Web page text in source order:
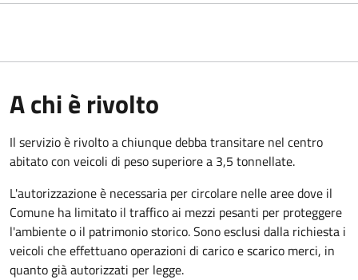
A chi è rivolto
Il servizio è rivolto a chiunque debba transitare nel centro
abitato con veicoli di peso superiore a 3,5 tonnellate.
L'autorizzazione è necessaria per circolare nelle aree dove il
Comune ha limitato il traffico ai mezzi pesanti per proteggere
l'ambiente o il patrimonio storico. Sono esclusi dalla richiesta i
veicoli che effettuano operazioni di carico e scarico merci, in
quanto già autorizzati per legge.